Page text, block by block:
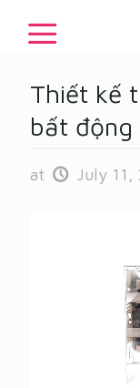
Thiết kế
bất động
at July 11,